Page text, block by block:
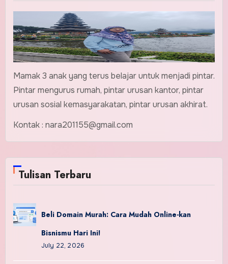
Mamak 3 anak yang terus belajar untuk menjadi pintar.
Pintar mengurus rumah, pintar urusan kantor, pintar
urusan sosial kemasyarakatan, pintar urusan akhirat.
Kontak : nara201155@gmail.com
Tulisan Terbaru
Beli Domain Murah: Cara Mudah Online-kan
Bisnismu Hari Ini!
July 22, 2026